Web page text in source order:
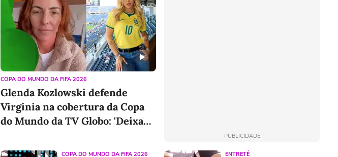
PUBLICIDADE
COPA DO MUNDO DA FIFA 2026
Glenda Kozlowski defende
Virginia na cobertura da Copa
do Mundo da TV Globo: 'Deixa
COPA DO MUNDO DA FIFA 2026 ENTRETÊ